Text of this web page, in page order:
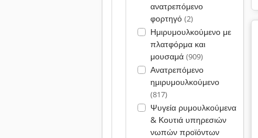
ανατρεπόμενο
φορτηγό (2)
Ημιρυμουλκούμενο με
πλατφόρμα και
μουσαμά (909)
Ανατρεπόμενο
ημιρυμουλκούμενο
(817)
Ψυγεία ρυμουλκούμενα
& Κουτιά υπηρεσιών
νωπών προϊόντων